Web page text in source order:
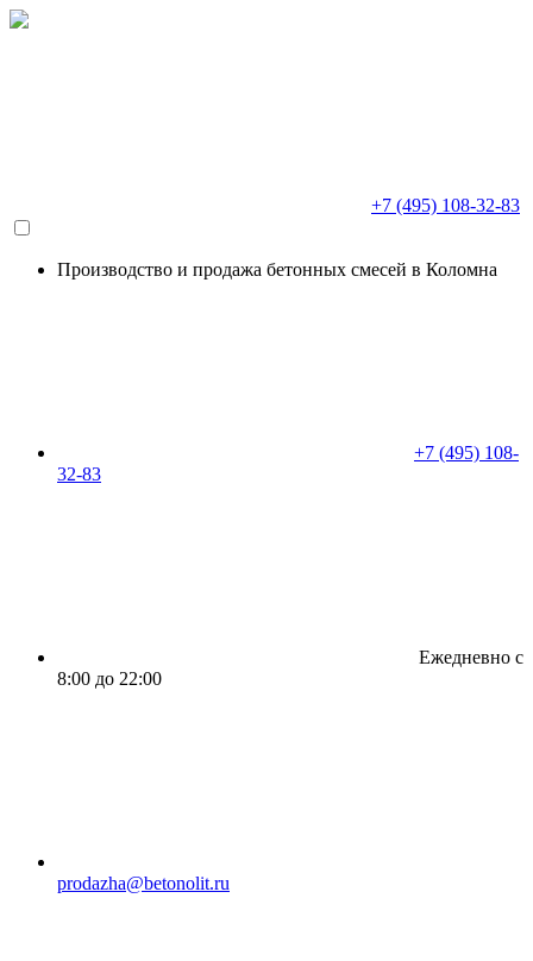
+7 (495) 108-32-83
Производство и продажа бетонных смесей в Коломна
+7 (495) 108-
32-83
Ежедневно с
8:00 до 22:00
prodazha@betonolit.ru